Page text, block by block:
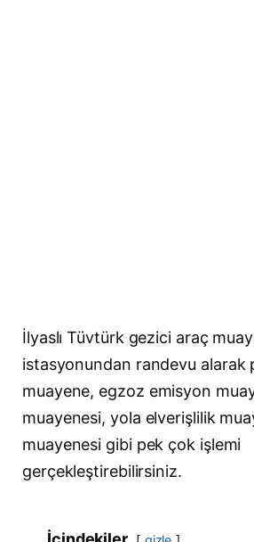
İlyaslı Tüvtürk gezici araç
istasyonundan randevu alarak
muayene, egzoz emisyon
muayenesi, yola elverişlilik
muayenesi gibi pek çok işlemi
gerçekleştirebilirsiniz.